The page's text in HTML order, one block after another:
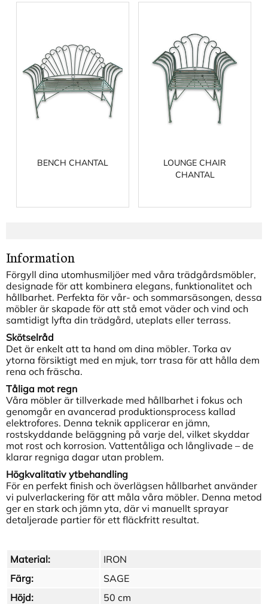
BENCH CHANTAL
LOUNGE CHAIR
CHANTAL
Information
Förgyll dina utomhusmiljöer med våra trädgårdsmöbler,
designade för att kombinera elegans, funktionalitet och
hållbarhet. Perfekta för vår- och sommarsäsongen, dessa
möbler är skapade för att stå emot väder och vind och
samtidigt lyfta din trädgård, uteplats eller terrass.
Skötselråd
Det är enkelt att ta hand om dina möbler. Torka av
ytorna försiktigt med en mjuk, torr trasa för att hålla dem
rena och fräscha.
Tåliga mot regn
Våra möbler är tillverkade med hållbarhet i fokus och
genomgår en avancerad produktionsprocess kallad
elektrofores. Denna teknik applicerar en jämn,
rostskyddande beläggning på varje del, vilket skyddar
mot rost och korrosion. Vattentåliga och långlivade – de
klarar regniga dagar utan problem.
Högkvalitativ ytbehandling
För en perfekt finish och överlägsen hållbarhet använder
vi pulverlackering för att måla våra möbler. Denna metod
ger en stark och jämn yta, där vi manuellt sprayar
detaljerade partier för ett fläckfritt resultat.
Material:
IRON
Färg:
SAGE
Höjd:
50 cm